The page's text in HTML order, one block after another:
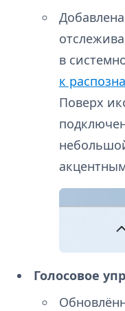
в
к
Поверх
Голосовое